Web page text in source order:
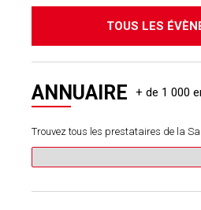
TOUS LES
ANNUAIRE
Trouvez tous les prestataires de la